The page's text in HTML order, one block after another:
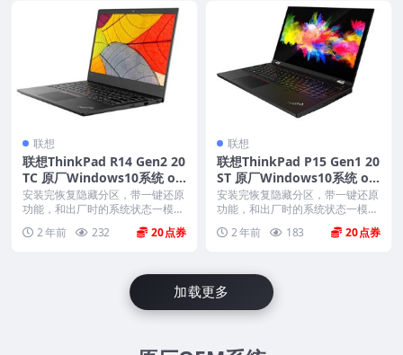
联想
联想ThinkPad R14 Gen2 20
TC 原厂Windows10系统 oe
m系统镜像下载
安装完恢复隐藏分区，带一键还原
功能，和出厂时的系统状态一模一
2 年前 232 20
联想
联想ThinkPad P15 Gen1 20
ST 原厂Windows10系统 oe
m系统镜像下载
安装完恢复隐藏分区，带一键还原
功能，和出厂时的系统状态一模一
2 年前 183 20
加载更多